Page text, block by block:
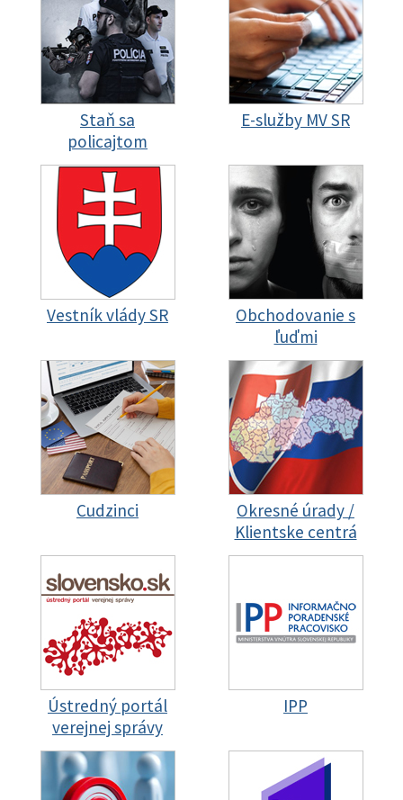
Staň sa
policajtom
E-služby MV SR
Vestník vlády SR
Obchodovanie s
ľuďmi
Cudzinci
Okresné úrady /
Klientske centrá
Ústredný portál
verejnej správy
IPP